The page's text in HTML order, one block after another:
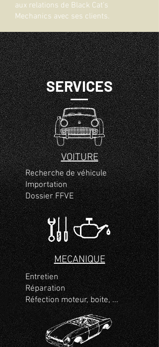
aux relations de Black Cat’s
Mechanics avec ses clients.
SERVICES
VOITURE
Recherche de véhicule
Importation
Dossier FFVE
MECANIQUE
Entretien
Réparation
Réfection moteur, boite, ...